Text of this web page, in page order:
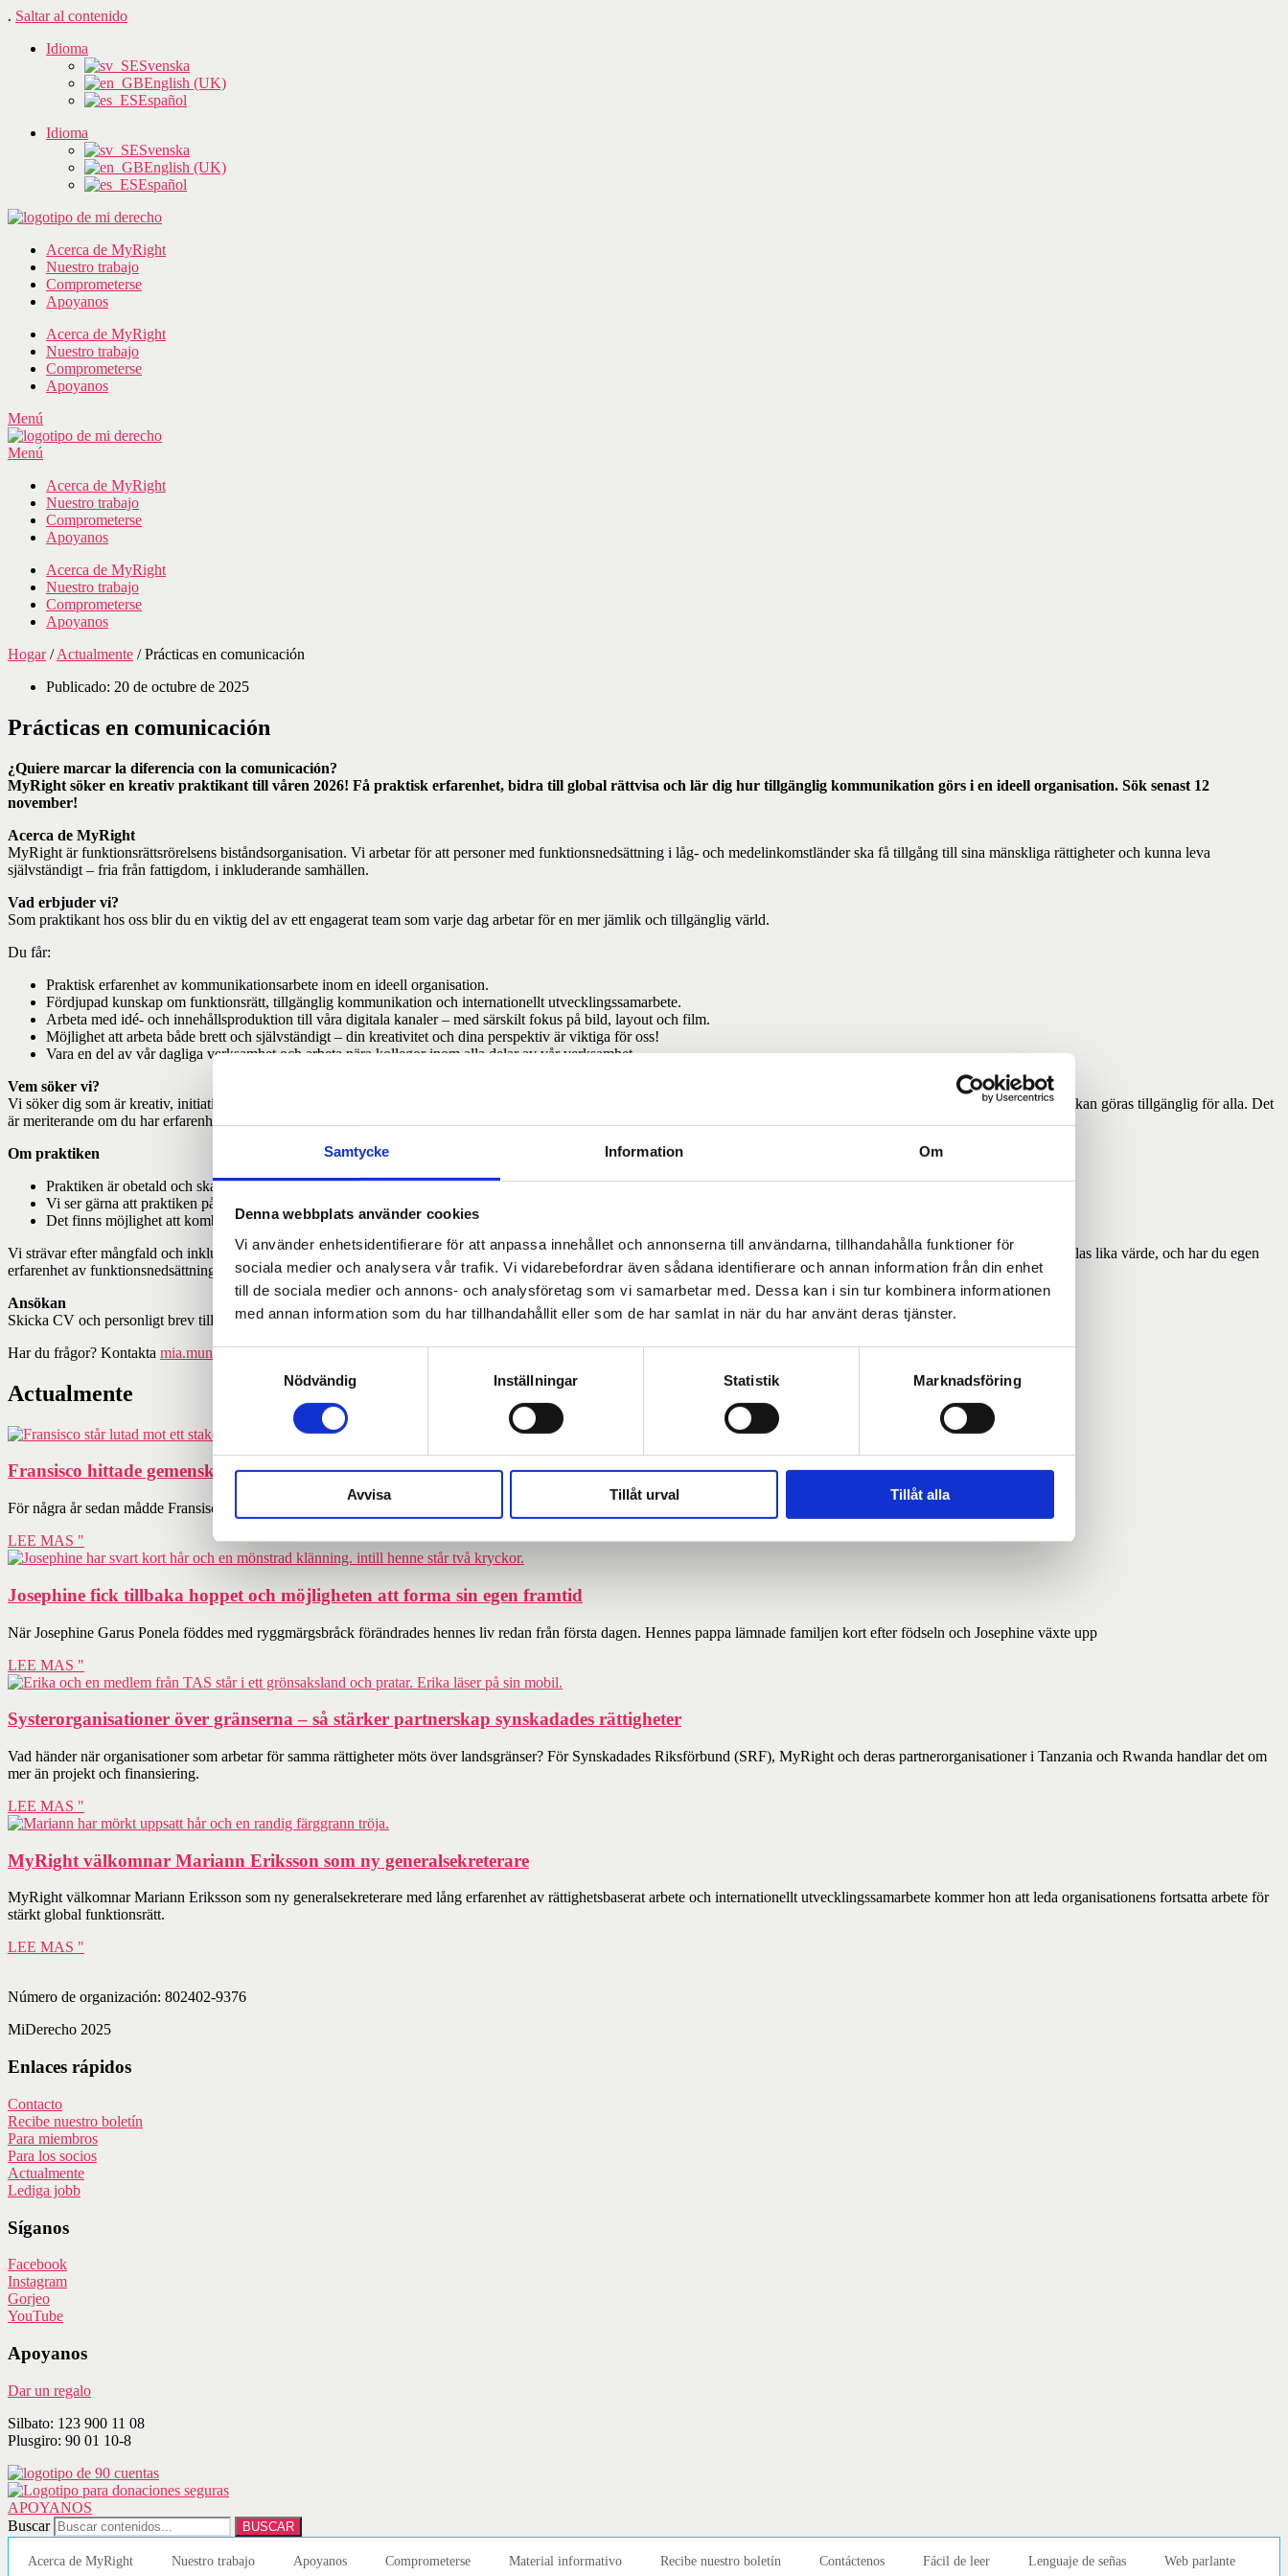
Samtycke Information Om
Denna webbplats använder cookies
Vi använder enhetsidentifierare för att anpassa innehållet och annonserna till användarna, tillhandahålla funktioner för
sociala medier och analysera vår trafik. Vi vidarebefordrar även sådana identifierare och annan information från din enhet
till de sociala medier och annons- och analysföretag som vi samarbetar med. Dessa kan i sin tur kombinera informationen
med annan information som du har tillhandahållit eller som de har samlat in när du har använt deras tjänster.
Samtyckesval
Nödvändig
Inställningar Statistik Marknadsföring
Avvisa Tillåt urval Tillåt alla
. Saltar al contenido
Idioma
Svenska
English (UK)
Español
Idioma
Svenska
English (UK)
Español
Acerca de MyRight
Nuestro trabajo
Comprometerse
Apoyanos
Acerca de MyRight
Nuestro trabajo
Comprometerse
Apoyanos
Menú
Menú
Acerca de MyRight
Nuestro trabajo
Comprometerse
Apoyanos
Acerca de MyRight
Nuestro trabajo
Comprometerse
Apoyanos
Hogar / Actualmente / Prácticas en comunicación
Publicado: 20 de octubre de 2025
Prácticas en comunicación
¿Quiere marcar la diferencia con la comunicación?
MyRight söker en kreativ praktikant till våren 2026! Få praktisk erfarenhet, bidra till global rättvisa och lär dig hur tillgänglig kommunikation görs i en ideell organisation. Sök senast 12
november!
Acerca de MyRight
MyRight är funktionsrättsrörelsens biståndsorganisation. Vi arbetar för att personer med funktionsnedsättning i låg- och medelinkomstländer ska få tillgång till sina mänskliga rättigheter och kunna leva
självständigt – fria från fattigdom, i inkluderande samhällen.
Vad erbjuder vi?
Som praktikant hos oss blir du en viktig del av ett engagerat team som varje dag arbetar för en mer jämlik och tillgänglig värld.
Du får:
Praktisk erfarenhet av kommunikationsarbete inom en ideell organisation.
Fördjupad kunskap om funktionsrätt, tillgänglig kommunikation och internationellt utvecklingssamarbete.
Arbeta med idé- och innehållsproduktion till våra digitala kanaler – med särskilt fokus på bild, layout och film.
Möjlighet att arbeta både brett och självständigt – din kreativitet och dina perspektiv är viktiga för oss!
Vara en del av vår dagliga verksamhet och arbeta nära kollegor inom alla delar av vår verksamhet.
Vem söker vi?
Vi söker dig som är kreativ, initiativrik och har ett stort intresse för kommunikation och social rättvisa. Du har en känsla för visuellt uttryck och är nyfiken på hur kommunikation kan göras tillgänglig för alla. Det
är meriterande om du har erfarenhet av innehållsproduktion i bild, video eller grafisk form – men vi värdesätter framför allt ditt engagemang och din vilja att lära.
Om praktiken
Praktiken är obetald och ska genomföras under vårterminen 2026, som en del av en pågående utbildning.
Vi ser gärna att praktiken pågår under en längre period, för att ge både dig och oss största möjliga utbyte.
Det finns möjlighet att kombinera arbete på kontor i Stockholm med distansarbete.
Vi strävar efter mångfald och inkludering i allt vi gör och välkomnar sökande med olika bakgrunder, erfarenheter och perspektiv. Vi förutsätter att du delar våra värderingar om allas lika värde, och har du egen
erfarenhet av funktionsnedsättning ser vi det som en stor tillgång.
Ansökan
Skicka CV och personligt brev till
jobbansokan@myright.sesenast12 november 2025.
Har du frågor? Kontakta mia.munkhammar@myright.se.
Actualmente
Fransisco hittade gemenskap genom dansen
För några år sedan mådde Fransisco Surruco, 24, väldigt dåligt. I dag beskriver han sig själv som gladare, mer hoppfull och omgiven av vänner.
LEE MAS "
Josephine fick tillbaka hoppet och möjligheten att forma sin egen framtid
När Josephine Garus Ponela föddes med ryggmärgsbråck förändrades hennes liv redan från första dagen. Hennes pappa lämnade familjen kort efter födseln och Josephine växte upp
LEE MAS "
Systerorganisationer över gränserna – så stärker partnerskap synskadades rättigheter
Vad händer när organisationer som arbetar för samma rättigheter möts över landsgränser? För Synskadades Riksförbund (SRF), MyRight och deras partnerorganisationer i Tanzania och Rwanda handlar det om
mer än projekt och finansiering.
LEE MAS "
MyRight välkomnar Mariann Eriksson som ny generalsekreterare
MyRight välkomnar Mariann Eriksson som ny generalsekreterare med lång erfarenhet av rättighetsbaserat arbete och internationellt utvecklingssamarbete kommer hon att leda organisationens fortsatta arbete för
stärkt global funktionsrätt.
LEE MAS "
Número de organización: 802402-9376
MiDerecho 2025
Enlaces rápidos
Contacto
Recibe nuestro boletín
Para miembros
Para los socios
Actualmente
Lediga jobb
Síganos
Facebook
Instagram
Gorjeo
YouTube
Apoyanos
Dar un regalo
Silbato: 123 900 11 08
Plusgiro: 90 01 10-8
APOYANOS
Buscar
BUSCAR
Acerca de MyRight Nuestro trabajo Apoyanos Comprometerse Material informativo Recibe nuestro boletín Contáctenos Fácil de leer Lenguaje de señas Web parlante